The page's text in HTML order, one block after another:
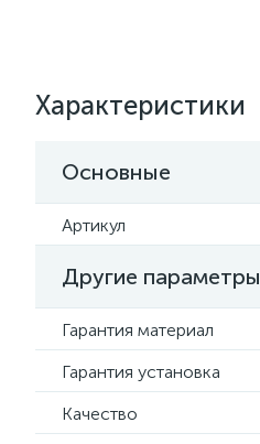
Характеристики
Основные
Артикул
Другие параметры
Гарантия материал
Гарантия установка
Качество